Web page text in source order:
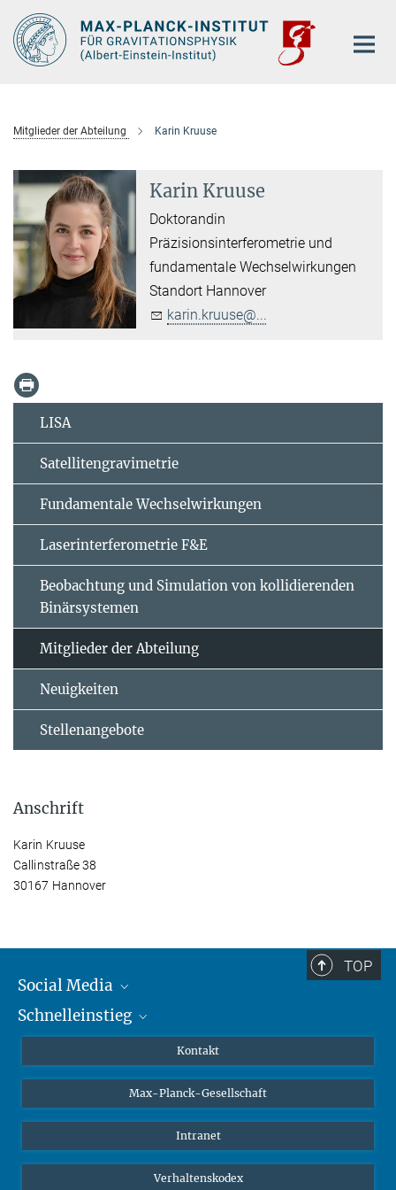
Hauptinhalt
Mitglieder der Abteilung Karin Kruuse
Karin Kruuse
Doktorandin
Präzisionsinterferometrie und
fundamentale Wechselwirkungen
Standort Hannover
karin.kruuse@...
LISA
Satellitengravimetrie
Fundamentale Wechselwirkungen
Laserinterferometrie F&E
Beobachtung und Simulation von kollidierenden
Binärsystemen
Mitglieder der Abteilung
Neuigkeiten
Stellenangebote
Anschrift
Karin Kruuse
Callinstraße 38
30167 Hannover
TOP
Social Media
Mastodon
Schnelleinstieg
Studierende
Schüler*innen
Öffentlichkeit
Kontakt
Max-Planck-Gesellschaft
Intranet
Verhaltenskodex